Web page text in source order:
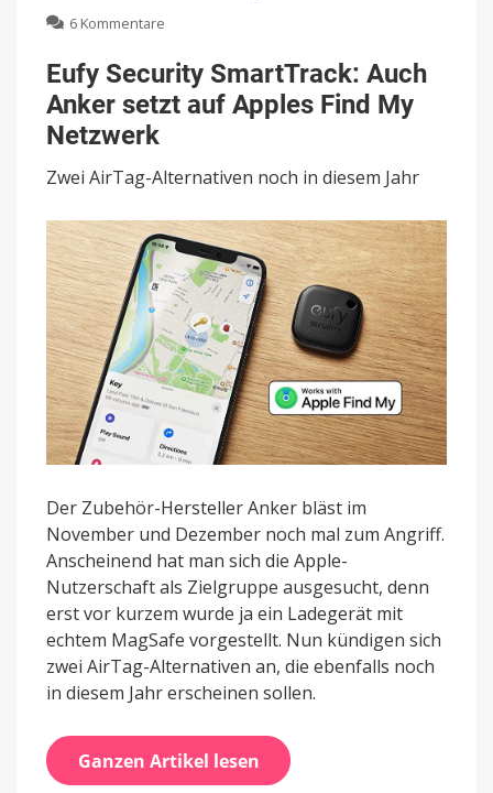
6 Kommentare
Security
SmartTrack:
Auch
auf
Apples
My
Netzwerk
Eufy Security SmartTrack: Auch
Anker setzt auf Apples Find My
Netzwerk
Zwei AirTag-Alternativen noch in diesem Jahr
Der Zubehör-Hersteller Anker bläst im
November und Dezember noch mal zum Angriff.
Anscheinend hat man sich die Apple-
Nutzerschaft als Zielgruppe ausgesucht, denn
erst vor kurzem wurde ja ein Ladegerät mit
echtem MagSafe vorgestellt. Nun kündigen sich
zwei AirTag-Alternativen an, die ebenfalls noch
in diesem Jahr erscheinen sollen.
Ganzen Artikel lesen